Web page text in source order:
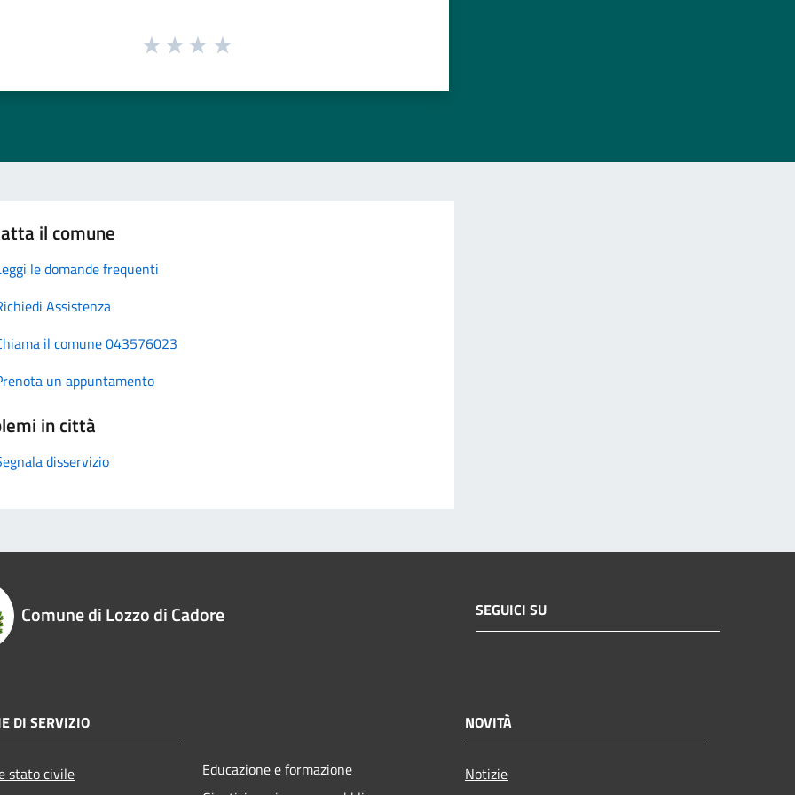
il comune
le domande frequenti
Assistenza
il comune 043576023
un appuntamento
in città
disservizio
Comune di Lozzo di Cadore SEGUICI SU
DI SERVIZIO
stato civile
Educazione e formazione
NOVITÀ
Notizie